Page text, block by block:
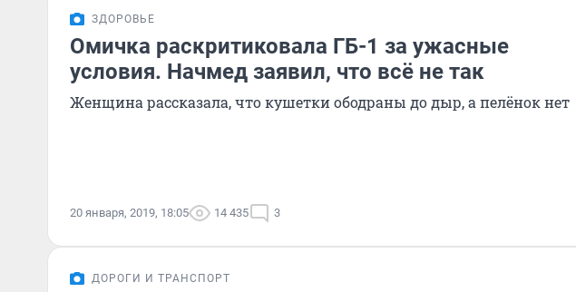
ЗДОРОВЬЕ
Омичка раскритиковала ГБ-1 за ужасные
условия. Начмед заявил, что всё не так
Женщина рассказала, что кушетки ободраны до дыр, а пелёнок нет
20 января, 2019, 18:05 14 435 3
ДОРОГИ И ТРАНСПОРТ